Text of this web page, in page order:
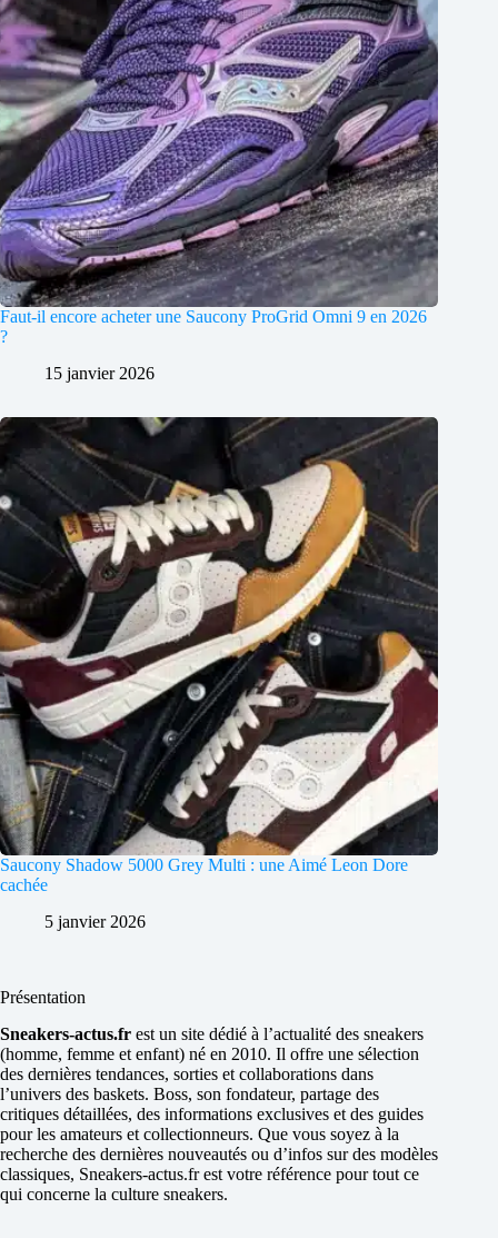
Faut-il encore acheter une Saucony ProGrid Omni 9 en 2026
?
15 janvier 2026
Saucony Shadow 5000 Grey Multi : une Aimé Leon Dore
cachée
5 janvier 2026
Présentation
Sneakers-actus.fr est un site dédié à l’actualité des sneakers
(homme, femme et enfant) né en 2010. Il offre une sélection
des dernières tendances, sorties et collaborations dans
l’univers des baskets. Boss, son fondateur, partage des
critiques détaillées, des informations exclusives et des guides
pour les amateurs et collectionneurs. Que vous soyez à la
recherche des dernières nouveautés ou d’infos sur des modèles
classiques, Sneakers-actus.fr est votre référence pour tout ce
qui concerne la culture sneakers.